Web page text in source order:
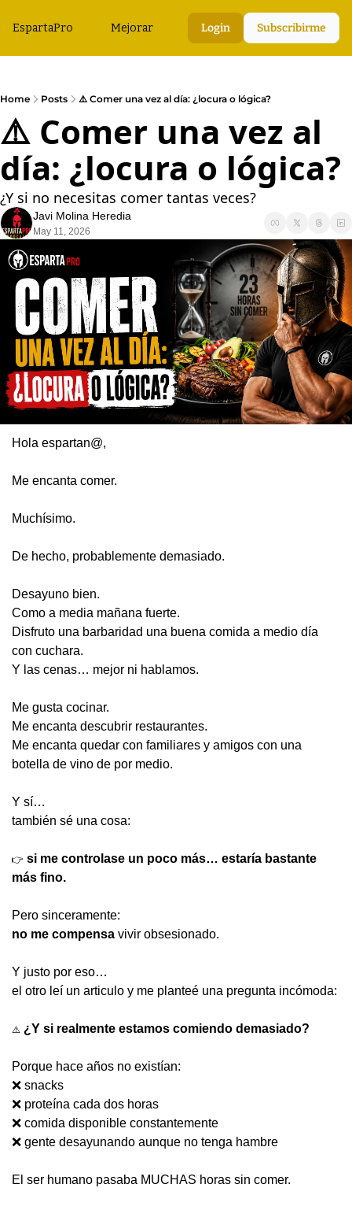
EspartaPro Mejorar Login Subscribirme
Home Posts ⚠️ Comer una vez al día: ¿locura o lógica?
⚠️ Comer una vez al
día: ¿locura o lógica?
¿Y si no necesitas comer tantas veces?
Javi Molina Heredia
May 11, 2026
Hola espartan@,
Me encanta comer.
Muchísimo.
De hecho, probablemente demasiado.
Desayuno bien.
Como a media mañana fuerte.
Disfruto una barbaridad una buena comida a medio día
con cuchara.
Y las cenas… mejor ni hablamos.
Me gusta cocinar.
Me encanta descubrir restaurantes.
Me encanta quedar con familiares y amigos con una
botella de vino de por medio.
Y sí…
también sé una cosa:
👉 si me controlase un poco más… estaría bastante
más fino.
Pero sinceramente:
no me compensa vivir obsesionado.
Y justo por eso…
el otro leí un articulo y me planteé una pregunta incómoda:
⚠️ ¿Y si realmente estamos comiendo demasiado?
Porque hace años no existían:
❌ snacks
❌ proteína cada dos horas
❌ comida disponible constantemente
❌ gente desayunando aunque no tenga hambre
El ser humano pasaba MUCHAS horas sin comer.